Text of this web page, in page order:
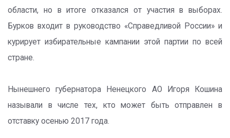
области, но в итоге отказался от участия в выборах.
Бурков входит в руководство «Справедливой России» и
курирует избирательные кампании этой партии по всей
стране.
Нынешнего губернатора Ненецкого АО Игоря Кошина
называли в числе тех, кто может быть отправлен в
отставку осенью 2017 года.